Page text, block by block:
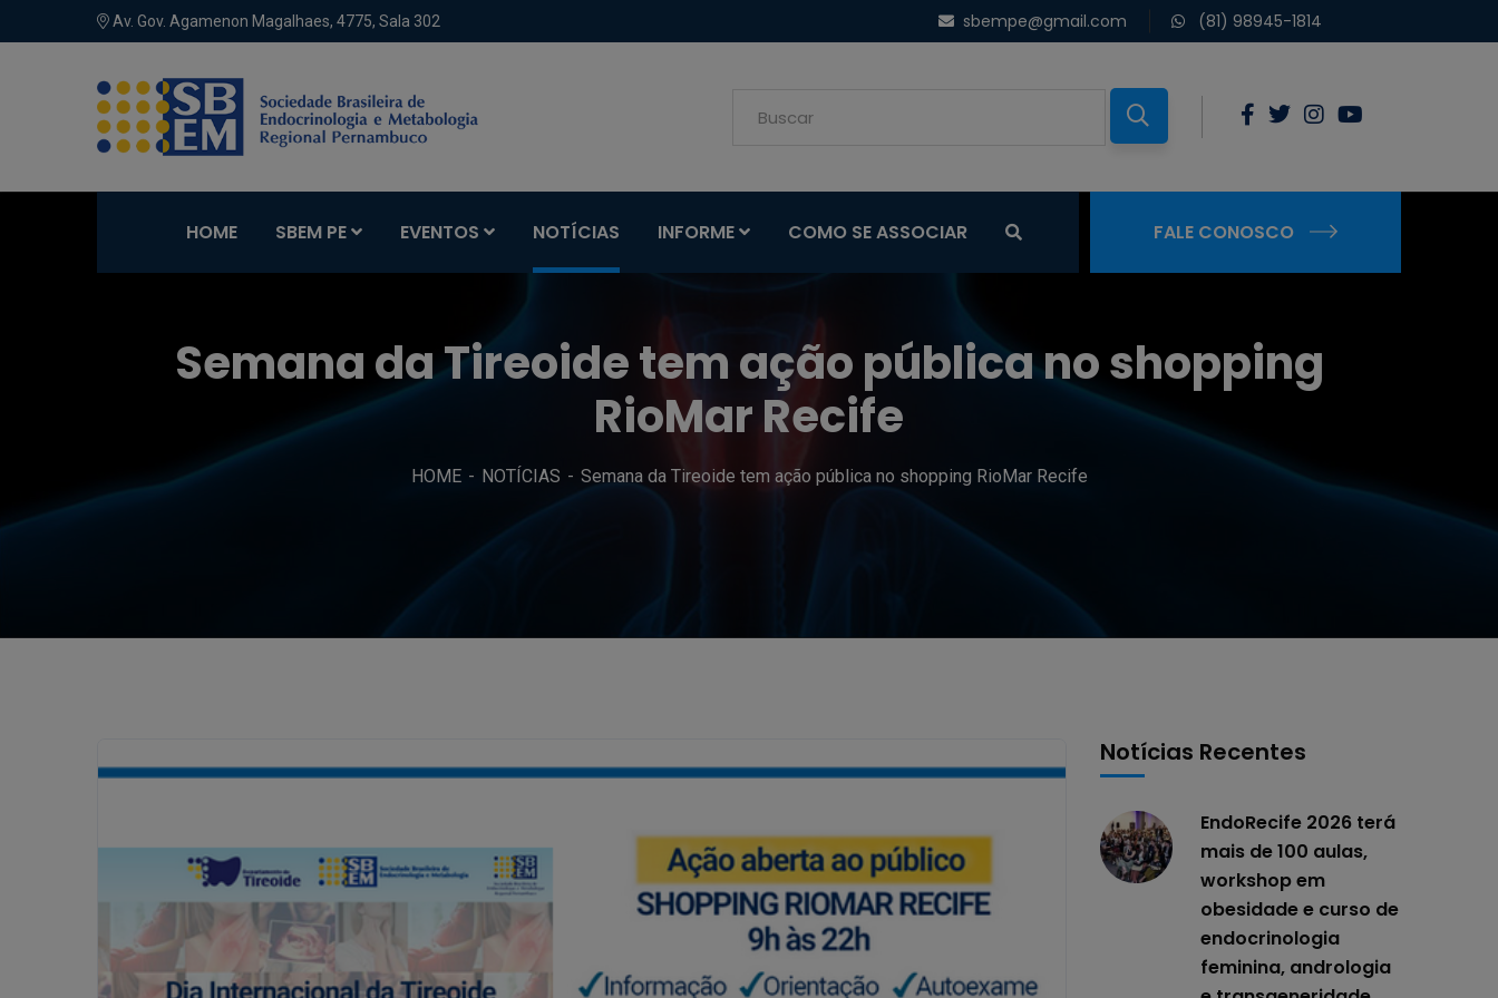
Av. Gov. Agamenon Magalhaes, 4775, Sala 302 sbempe@gmail.com (81) 98945-1814
HOME SBEM PE EVENTOS NOTÍCIAS INFORME COMO SE ASSOCIAR FALE CONOSCO
Semana da Tireoide tem ação pública no shopping
RioMar Recife
HOME NOTÍCIAS Semana da Tireoide tem ação pública no shopping RioMar Recife
Notícias Recentes
EndoRecife 2026 terá
mais de 100 aulas,
workshop em
obesidade e curso de
endocrinologia
feminina, andrologia